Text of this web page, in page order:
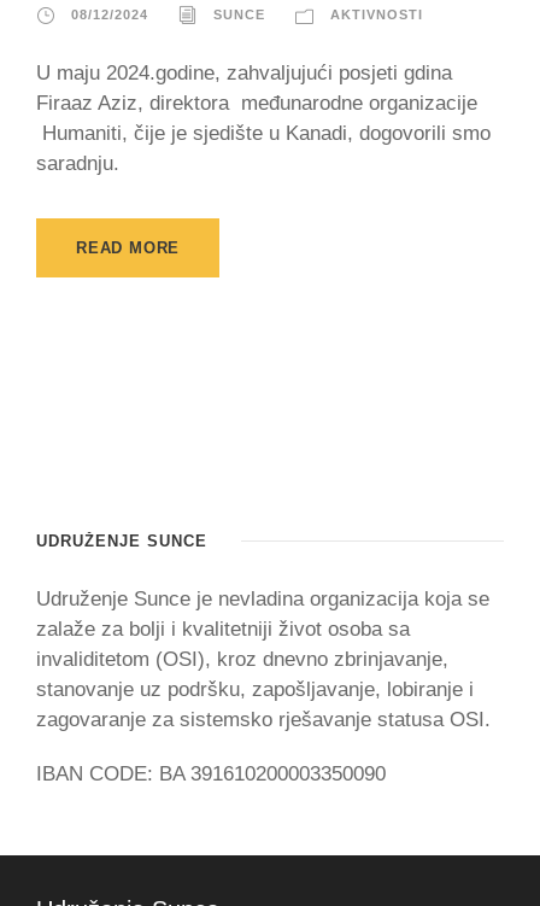
08/12/2024 SUNCE AKTIVNOSTI
U maju 2024.godine, zahvaljujući posjeti gdina
Firaaz Aziz, direktora međunarodne organizacije
Humaniti, čije je sjedište u Kanadi, dogovorili smo
saradnju.
READ MORE
UDRUŽENJE SUNCE
Udruženje Sunce je nevladina organizacija koja se
zalaže za bolji i kvalitetniji život osoba sa
invaliditetom (OSI), kroz dnevno zbrinjavanje,
stanovanje uz podršku, zapošljavanje, lobiranje i
zagovaranje za sistemsko rješavanje statusa OSI.
IBAN CODE: BA 391610200003350090